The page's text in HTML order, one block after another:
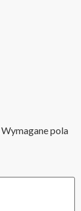
Wymagane pola